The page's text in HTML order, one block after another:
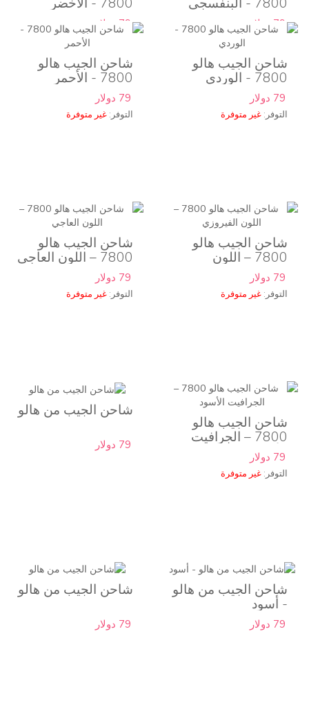
79 دولار
غير متوفرة
79 دولار
غير متوفرة
شاحن الجيب هالو
7800 - الوردي
79 دولار
التوفر: غير متوفرة
شاحن الجيب هالو
7800 - الأحمر
79 دولار
التوفر: غير متوفرة
شاحن الجيب هالو
7800 – اللون
الفيروزي
79 دولار
التوفر: غير متوفرة
شاحن الجيب هالو
7800 – اللون العاجي
79 دولار
التوفر: غير متوفرة
شاحن الجيب هالو
7800 – الجرافيت
الأسود
79 دولار
التوفر: غير متوفرة
شاحن الجيب من هالو
79 دولار
شاحن الجيب من هالو
- أسود
79 دولار
شاحن الجيب من هالو
79 دولار